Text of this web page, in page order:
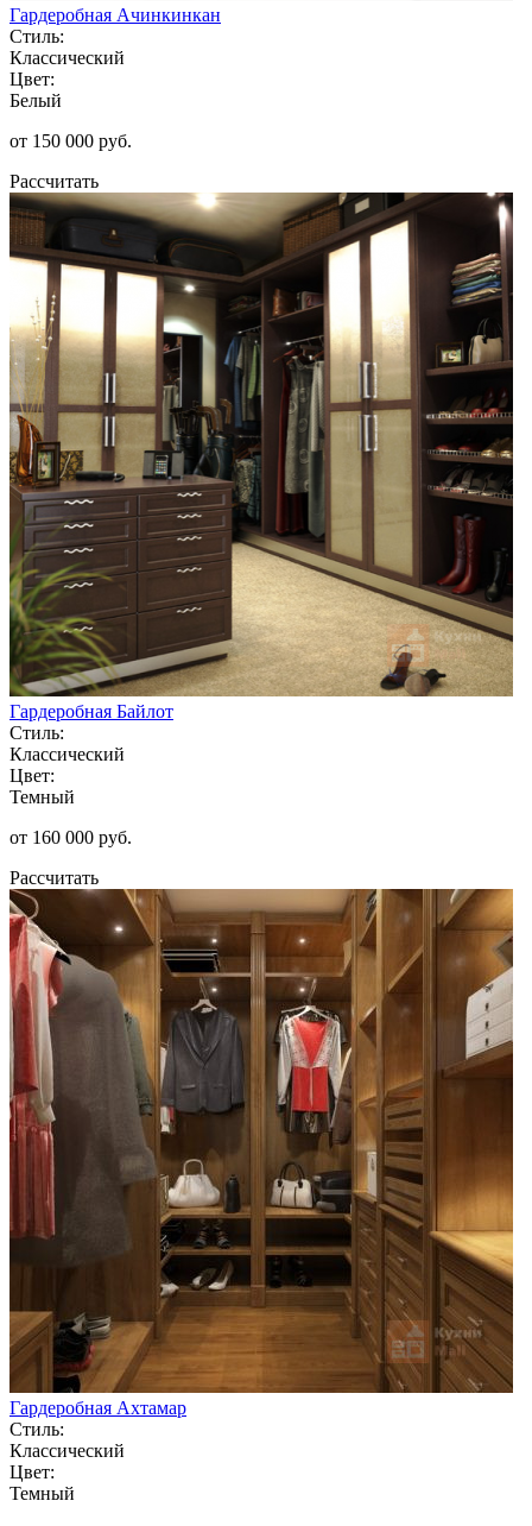
Гардеробная Ачинкинкан
Стиль:
Классический
Цвет:
Белый
от 150 000 руб.
Рассчитать
Гардеробная Байлот
Стиль:
Классический
Цвет:
Темный
от 160 000 руб.
Рассчитать
Гардеробная Ахтамар
Стиль:
Классический
Цвет:
Темный